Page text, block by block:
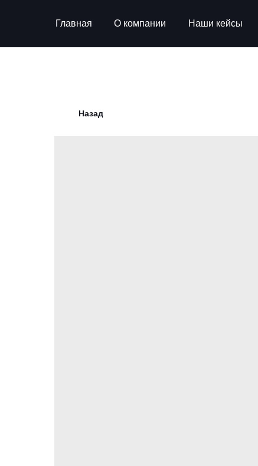
Главная О компании Наши кейсы
Назад